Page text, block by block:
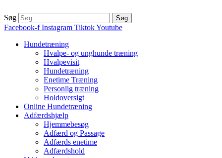
Søg Søg
Facebook-f Instagram TiktokYoutube
Hundetræning
Hvalpe- og unghunde træning
Hvalpevisit
Hundetræning
Enetime Træning
Personlig træning
Holdoversigt
Online Hundetræning
Adfærdshjælp
Hjemmebesøg
Adfærd og Passage
Adfærds enetime
Adfærdshold